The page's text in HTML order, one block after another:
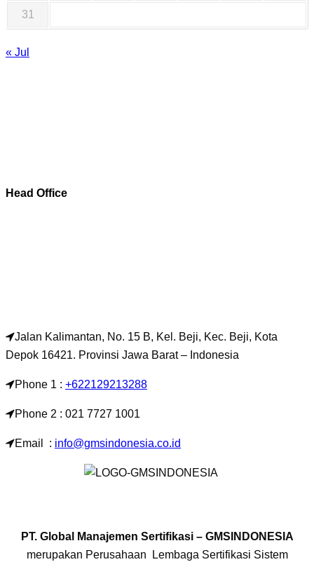
31
« Jul
Head Office
Jalan Kalimantan, No. 15 B, Kel. Beji, Kec. Beji, Kota
Depok 16421. Provinsi Jawa Barat – Indonesia
Phone 1 : +622129213288
Phone 2 : 021 7727 1001
Email : info@gmsindonesia.co.id
PT. Global Manajemen Sertifikasi – GMSINDONESIA
merupakan Perusahaan Lembaga Sertifikasi Sistem